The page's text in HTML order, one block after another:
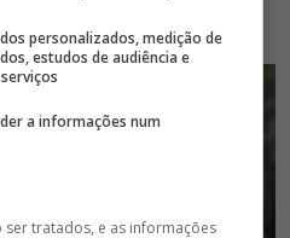
personalizados, medição de
estudos de audiência e
a informações num
ser tratados, e as informações